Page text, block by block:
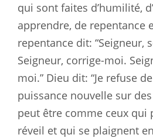
qui sont faites d’humilité,
apprendre, de repentance
repentance dit: “Seigneur,
Seigneur, corrige-moi.
moi.” Dieu dit: “Je refuse
puissance nouvelle sur
peut être comme ceux qui
réveil et qui se plaignent